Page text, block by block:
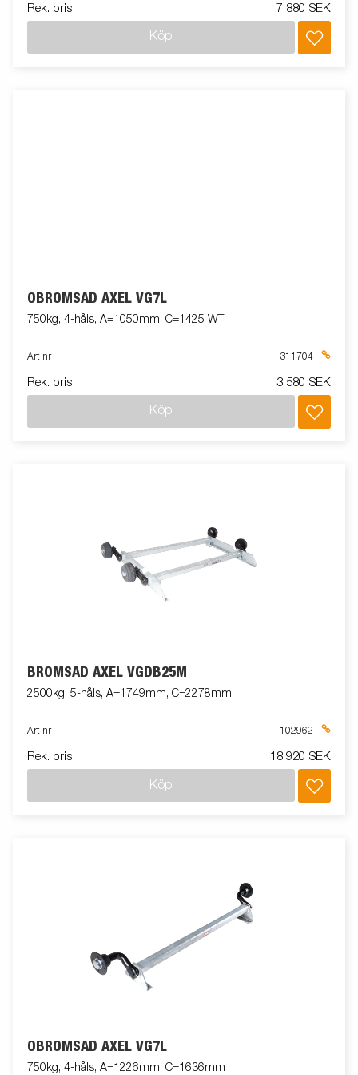
Rek. pris 7 880 SEK
Köp
OBROMSAD AXEL VG7L
750kg, 4-håls, A=1050mm, C=1425 WT
Art nr 311704
Rek. pris 3 580 SEK
Köp
BROMSAD AXEL VGDB25M
2500kg, 5-håls, A=1749mm, C=2278mm
Art nr 102962
Rek. pris 18 920 SEK
Köp
OBROMSAD AXEL VG7L
750kg, 4-håls, A=1226mm, C=1636mm